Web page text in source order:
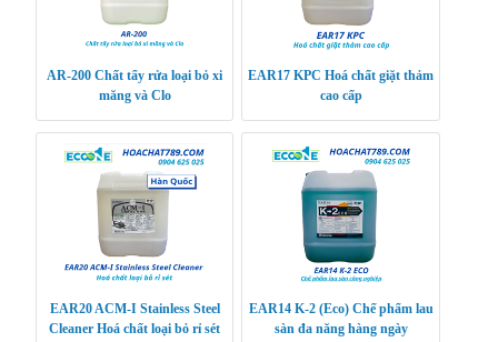
AR-200 Chất tẩy rửa loại bỏ xi
măng và Clo
EAR17 KPC Hoá chất giặt thảm
cao cấp
EAR20 ACM-I Stainless Steel
Cleaner Hoá chất loại bỏ rỉ sét
EAR14 K-2 (Eco) Chế phẩm lau
sàn đa năng hàng ngày